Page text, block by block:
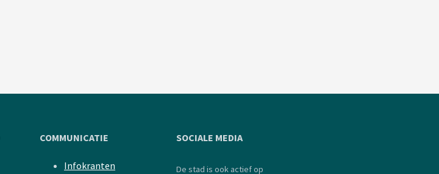
COMMUNICATIE
Infokranten
SOCIALE MEDIA
De stad is ook actief op